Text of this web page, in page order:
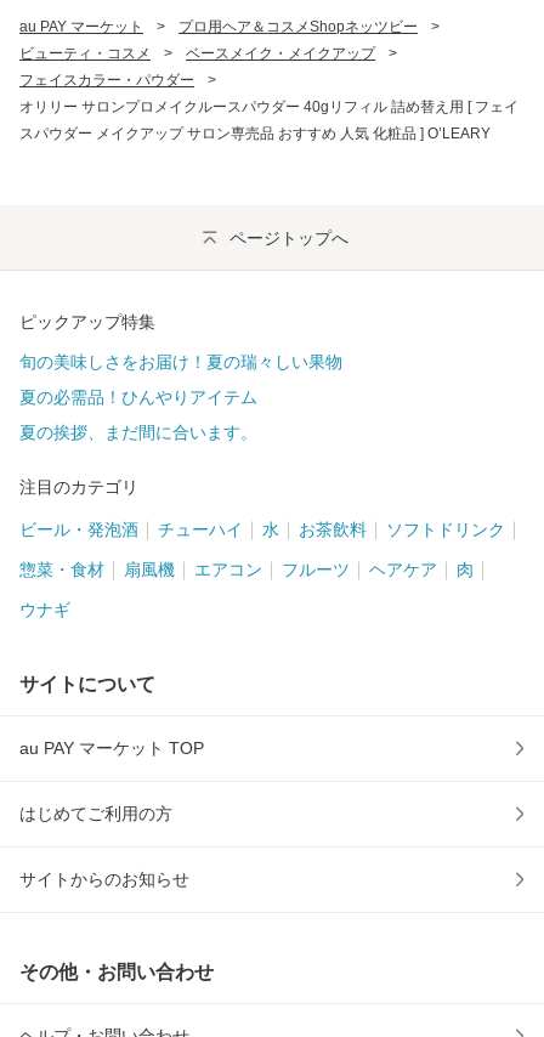
au PAY マーケット > プロ用ヘア＆コスメShopネッツビー
>
ビューティ・コスメ
> ベースメイク・メイクアップ
>
フェイスカラー・パウダー
>
オリリー サロンプロメイクルースパウダー 40gリフィル 詰め替え用 [ フェイ
スパウダー メイクアップ サロン専売品 おすすめ 人気 化粧品 ] O’LEARY
ページトップへ
ピックアップ特集
旬の美味しさをお届け！夏の瑞々しい果物
夏の必需品！ひんやりアイテム
夏の挨拶、まだ間に合います。
注目のカテゴリ
ビール・発泡酒 チューハイ 水 お茶飲料 ソフトドリンク
惣菜・食材 扇風機 エアコン フルーツ ヘアケア 肉
ウナギ
サイトについて
au PAY マーケット TOP
はじめてご利用の方
サイトからのお知らせ
その他・お問い合わせ